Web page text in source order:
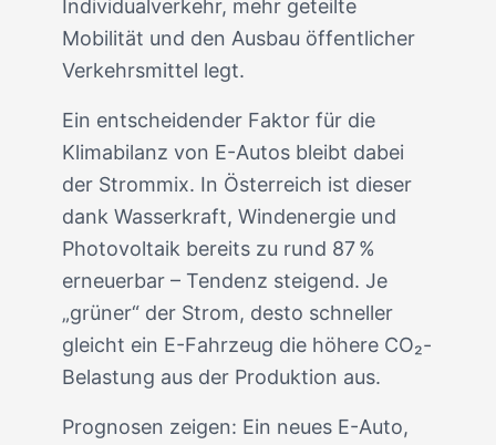
Individualverkehr, mehr geteilte
Mobilität und den Ausbau öffentlicher
Verkehrsmittel legt.
Ein entscheidender Faktor für die
Klimabilanz von E-Autos bleibt dabei
der Strommix. In Österreich ist dieser
dank Wasserkraft, Windenergie und
Photovoltaik bereits zu rund 87 %
erneuerbar – Tendenz steigend. Je
„grüner“ der Strom, desto schneller
gleicht ein E-Fahrzeug die höhere CO₂-
Belastung aus der Produktion aus.
Prognosen zeigen: Ein neues E-Auto,